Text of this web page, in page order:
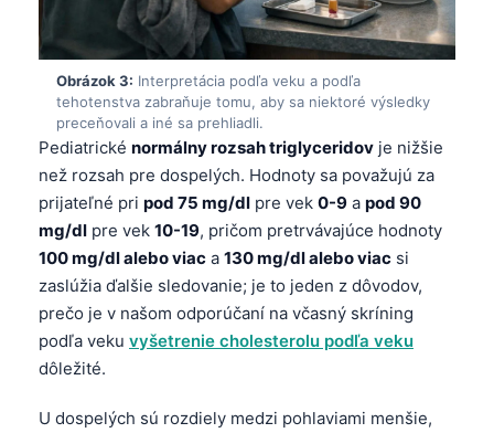
Obrázok 3: Interpretácia podľa veku a podľa
tehotenstva zabraňuje tomu, aby sa niektoré výsledky
preceňovali a iné sa prehliadli.
Pediatrické normálny rozsah triglyceridov je nižšie
než rozsah pre dospelých. Hodnoty sa považujú za
prijateľné pri pod 75 mg/dl pre vek 0-9 a pod 90
mg/dl pre vek 10-19, pričom pretrvávajúce hodnoty
100 mg/dl alebo viac a 130 mg/dl alebo viac si
zaslúžia ďalšie sledovanie; je to jeden z dôvodov,
prečo je v našom odporúčaní na včasný skríning
podľa veku vyšetrenie cholesterolu podľa veku
dôležité.
U dospelých sú rozdiely medzi pohlaviami menšie,